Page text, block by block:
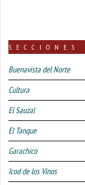
SECCIONES
Buenavista del Norte
Cultura
El Sauzal
El Tanque
Garachico
Icod de los Vinos